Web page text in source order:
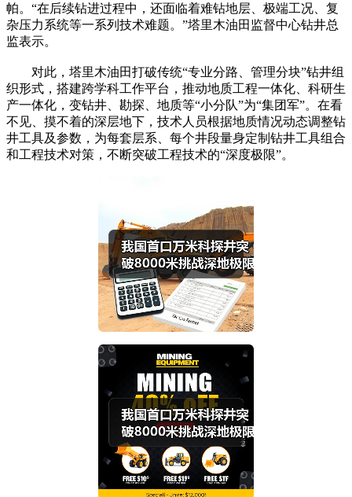
帕。“在后续钻进过程中，还面临着难钻地层、极端工况、复
杂压力系统等一系列技术难题。”塔里木油田监督中心钻井总
监表示。
对此，塔里木油田打破传统“专业分路、管理分块”钻井组
织形式，搭建跨学科工作平台，推动地质工程一体化、科研生
产一体化，变钻井、勘探、地质等“小分队”为“集团军”。在看
不见、摸不着的深层地下，技术人员根据地质情况动态调整钻
井工具及参数，为每套层系、每个井段量身定制钻井工具组合
和工程技术对策，不断突破工程技术的“深度极限”。